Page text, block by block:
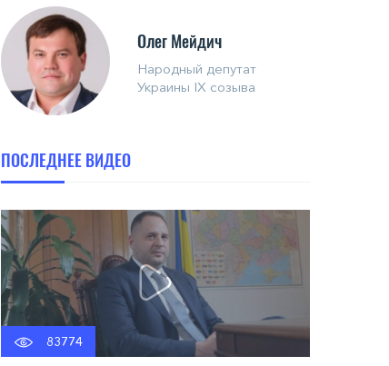
Олег Мейдич
Народный депутат
Украины IX созыва
ПОСЛЕДНЕЕ ВИДЕО
83774